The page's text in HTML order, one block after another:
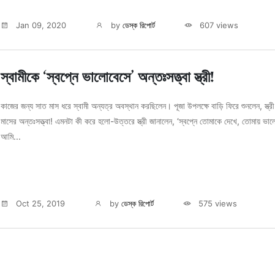
Jan 09, 2020 byডেস্ক রিপোর্ট 607 views
স্বামীকে ‘স্বপ্নে ভালোবেসে’ অন্তঃসত্ত্বা স্ত্রী!
কাজের জন্য সাত মাস ধরে স্বামী অন্যত্র অবস্থান করছিলেন। পূজা উপলক্ষে বাড়ি ফিরে শুনলেন,
মাসের অন্তঃসত্ত্বা! এমনটা কী করে হলো-উত্তরে স্ত্রী জানালেন, ‘স্বপ্নে তোমাকে দেখে, তোমায়
আমি...
Oct 25, 2019 byডেস্ক রিপোর্ট 575 views